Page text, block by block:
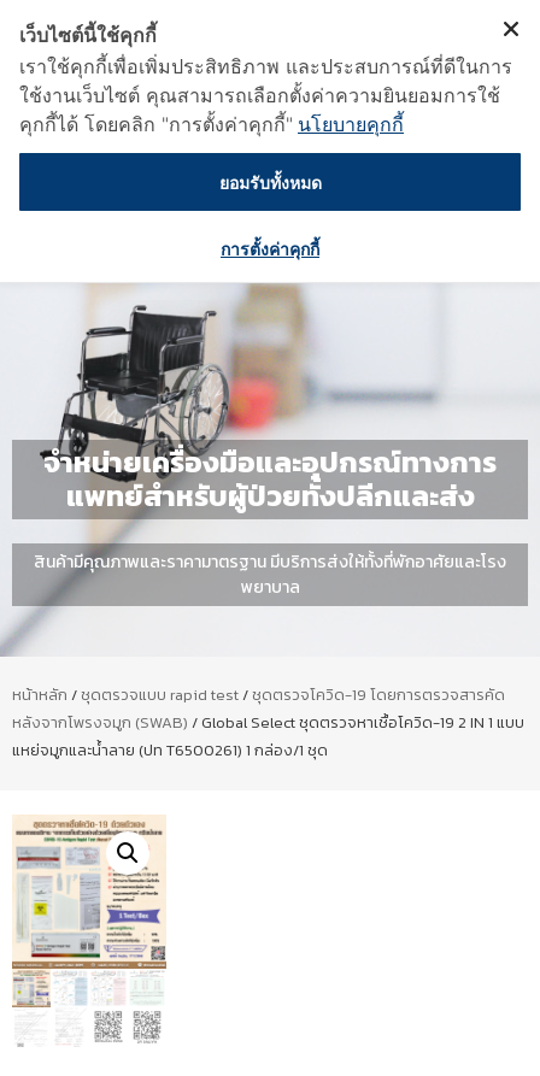
จำหน่ายเครื่องมือและอุปกรณ์ทางการ
แพทย์สำหรับผู้ป่วยทั้งปลีกและส่ง
สินค้ามีคุณภาพและราคามาตรฐาน มีบริการส่งให้ทั้งที่พักอาศัยและโรง
พยาบาล
หน้าหลัก /ชุดตรวจแบบ rapid test/ชุดตรวจโควิด-19 โดยการตรวจสารคัด
หลังจากโพรงจมูก (SWAB) / Global Select ชุดตรวจหาเชื้อโควิด-19 2 IN 1 แบบ
แหย่จมูกและน้ำลาย (ปท T6500261) 1 กล่อง/1 ชุด
เว็บไซต์นี้ใช้คุกกี้
เราใช้คุกกี้เพื่อเพิ่มประสิทธิภาพ และประสบการณ์ที่ดีในการ
ใช้งานเว็บไซต์ คุณสามารถเลือกตั้งค่าความยินยอมการใช้
คุกกี้ได้ โดยคลิก "การตั้งค่าคุกกี้" นโยบายคุกกี้
ยอมรับทั้งหมด
การตั้งค่าคุกกี้